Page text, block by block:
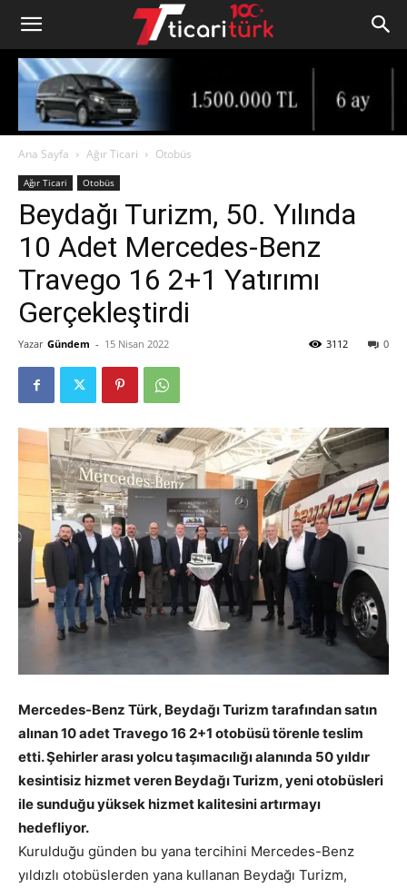
Ana Sayfa Ağır Ticari Otobüs
Ağır Ticari Otobüs
Beydağı Turizm, 50. Yılında
10 Adet Mercedes-Benz
Travego 16 2+1 Yatırımı
Gerçekleştirdi
Yazar Gündem - 15 Nisan 2022 0
3112
Mercedes-Benz Türk, BeydağıTurizm tarafındansatın
alınan10adet Travego 16 2+1 otobüsütörenleteslim
etti.Şehirlerarası yolcu taşımacılığı alanında 50 yıldır
kesintisiz hizmet veren Beydağı Turizm,yeni otobüsleri
ilesunduğu yüksek hizmet kalitesiniartırmayı
hedefliyor.
Kurulduğu günden bu yana tercihini Mercedes-Benz
yıldızlı otobüslerden yana kullanan Beydağı Turizm,